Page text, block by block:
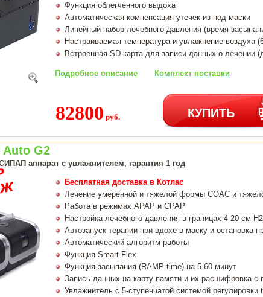
Функция облегченного выдоха
Автоматическая компенсация утечек из-под маски
Линейный набор лечебного давления (время
Настраиваемая температура и увлажнение воздуха
Встроенная SD-карта для записи данных о лечении
Подробное описание Комплект поставки
82800 руб. КУПИТЬ
Auto G2
аппарат с увлажнителем, гарантия 1 год
Бесплатная доставка в Котлас
Лечение умеренной и тяжелой формы СОАС и
Работа в режимах APAP и CPAP
Настройка лечебного давления в границах 4-20 см
Автозапуск терапии при вдохе в маску и остановка
Автоматический алгоритм работы
Функция Smart-Flex
Функция засыпания (RAMP time) на 5-60 минут
Запись данных на карту памяти и их расшифровка
Увлажнитель с 5-ступенчатой системой